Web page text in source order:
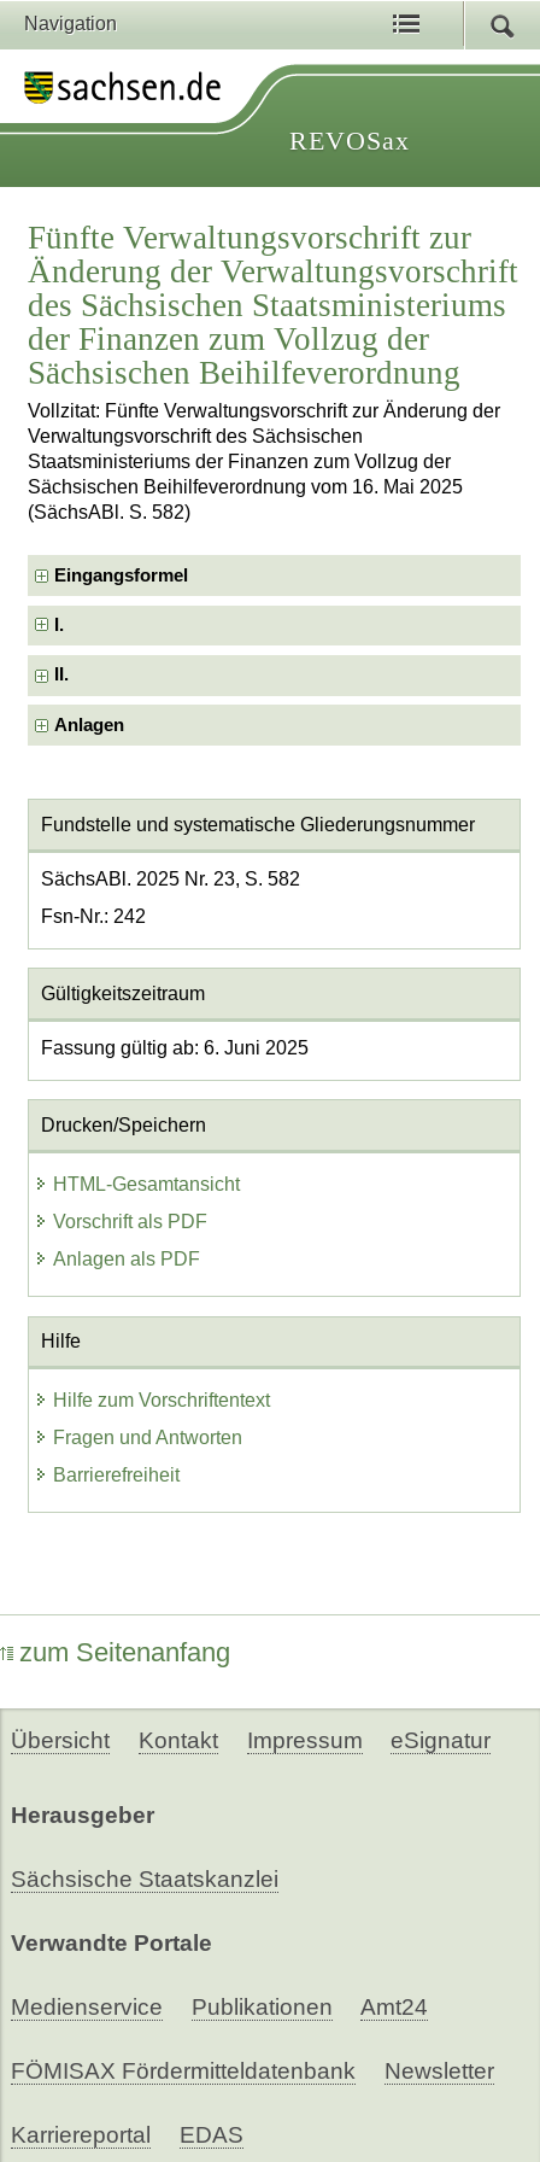
Navigation
REVOSax
Fünfte Verwaltungsvorschrift zur
Änderung der Verwaltungsvorschrift
des Sächsischen Staatsministeriums
der Finanzen zum Vollzug der
Sächsischen Beihilfeverordnung
Vollzitat: Fünfte Verwaltungsvorschrift zur Änderung der
Verwaltungsvorschrift des Sächsischen
Staatsministeriums der Finanzen zum Vollzug der
Sächsischen Beihilfeverordnung vom 16. Mai 2025
(SächsABl. S. 582)
Eingangsformel
I.
II.
Anlagen
Fundstelle und systematische Gliederungsnummer
SächsABl. 2025 Nr. 23, S. 582
Fsn-Nr.: 242
Gültigkeitszeitraum
Fassung gültig ab: 6. Juni 2025
Drucken/Speichern
HTML-Gesamtansicht
Vorschrift als PDF
Anlagen als PDF
Hilfe
Hilfe zum Vorschriftentext
Fragen und Antworten
Barrierefreiheit
zum Seitenanfang
Übersicht Kontakt Impressum eSignatur
Herausgeber
Sächsische Staatskanzlei
Verwandte Portale
Medienservice Publikationen Amt24
FÖMISAX Fördermitteldatenbank Newsletter
Karriereportal EDAS